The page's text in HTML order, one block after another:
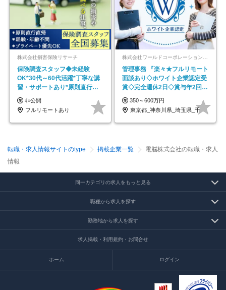
株式会社損害保険リサーチ
保険調査スタッフ◆未経験
OK*30代～60代活躍*丁寧な講
習・サポートあり*原則直行直
帰／全国募集・業務委託
非公開
フルリモートあり
株式会社ワールドコーポレーション 採用事業部【上場グループ】
管理事務 『楽々★フルリモート
面談あり◇ホワイト企業認定受
賞◇完全週休2日◇賞与年2回
/p13
350～600万円
東京都_神奈川県_埼玉県_千葉県_大阪府…
転職・求人情報サイトのtype 掲載企業一覧
電脳株式会社の転職・求人
情報
同一カテゴリの求人をもっと見る
職種から求人を探す
勤務地から求人を探す
求人掲載・利用規約・お問合せ
ホーム ログイン